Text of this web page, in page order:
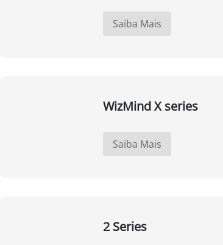
Saiba Mais
WizMind X series
Saiba Mais
2 Series